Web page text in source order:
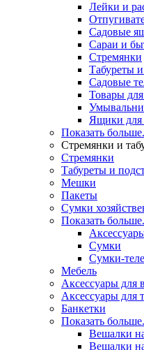
Лейки и
Садовые
Сараи и
Стремянки
Табуреты
Садовые
Товары
Ящики для
Показать
Стремянки и
Стремянки
Табуреты и
Мешки
Пакеты
Сумки
Показать
Сумки
Сумки-
Мебель
Аксессуары для
Аксессуары для
Банкетки
Показать
Вешалки
Вешалки